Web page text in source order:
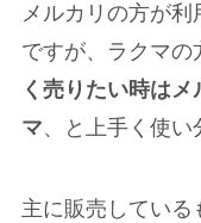
メルカリの方が
ですが、ラクマの
く売りたい時はメ
マ、と上手く使い
主に販売している